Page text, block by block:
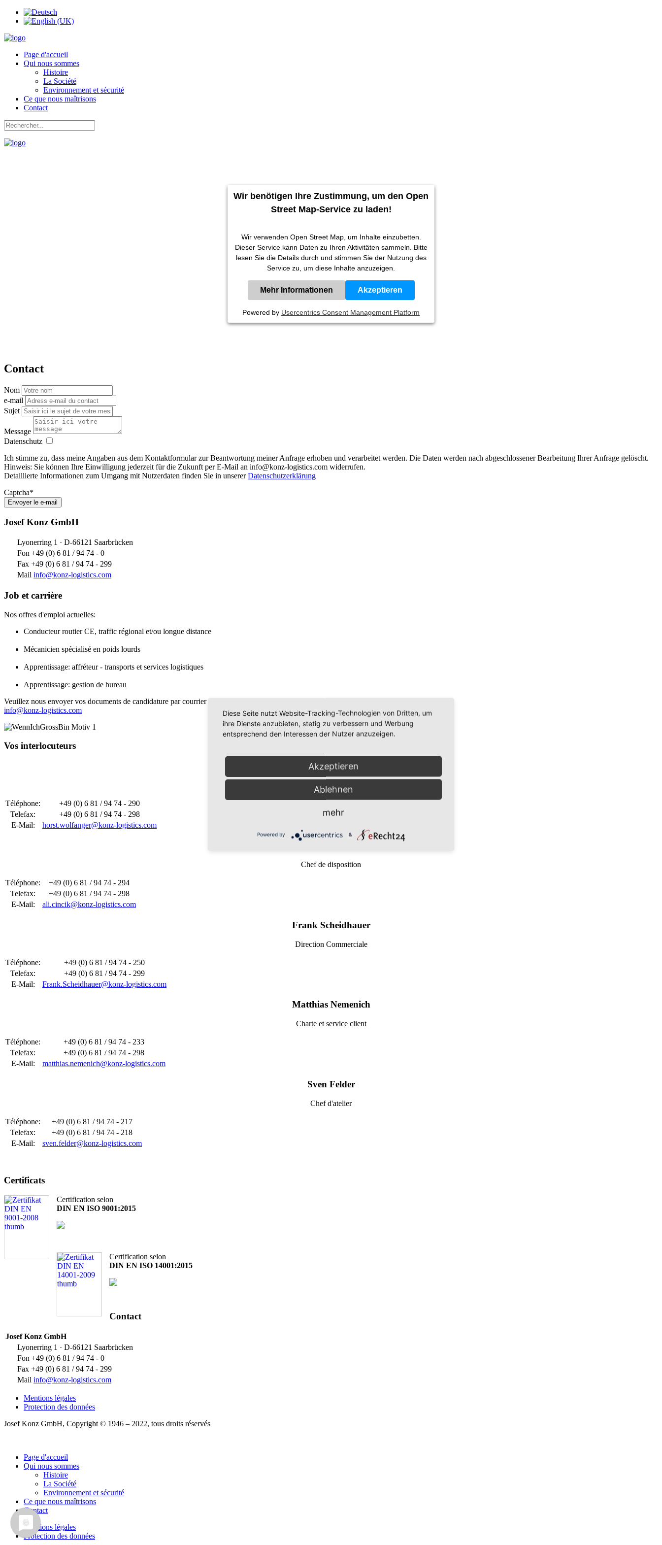
Page d'accueil
Qui nous sommes
Histoire
La Société
Environnement et sécurité
Ce que nous maîtrisons
Contact
Wir benötigen Ihre Zustimmung, um den Open
Street Map-Service zu laden!
Wir verwenden Open Street Map, um Inhalte einzubetten.
Dieser Service kann Daten zu Ihren Aktivitäten sammeln. Bitte
lesen Sie die Details durch und stimmen Sie der Nutzung des
Service zu, um diese Inhalte anzuzeigen.
Mehr Informationen Akzeptieren
Powered by Usercentrics Consent Management Platform
Contact
Nom
e-mail
Sujet
Message
Datenschutz
Ich stimme zu, dass meine Angaben aus dem Kontaktformular zur Beantwortung meiner Anfrage erhoben und verarbeitet werden. Die Daten werden nach abgeschlossener Bearbeitung Ihrer Anfrage gelöscht.
Hinweis: Sie können Ihre Einwilligung jederzeit für die Zukunft per E-Mail an info@konz-logistics.com widerrufen.
Detaillierte Informationen zum Umgang mit Nutzerdaten finden Sie in unsererDatenschutzerklärung
Captcha*
Envoyer le e-mail
Josef Konz GmbH
Lyonerring 1 · D-66121 Saarbrücken
Fon +49 (0) 6 81 / 94 74 - 0
Fax +49 (0) 6 81 / 94 74 - 299
Mail info@konz-logistics.com
Job et carrière
Nos offres d'emploi actuelles:
Conducteur routier CE, traffic régional et/ou longue distance
Mécanicien spécialisé en poids lourds
Apprentissage: affréteur - transports et services logistiques
Apprentissage: gestion de bureau
Veuillez nous envoyer vos documents de candidature par courrier postal, par formulaire de contact ou par E-Mail:
info@konz-logistics.com
Vos interlocuteurs
Horst Wolfanger
Responsable Opérations & Ventes
Téléphone:
+49 (0) 6 81 / 94 74 - 290
Telefax:
+49 (0) 6 81 / 94 74 - 298
E-Mail:
horst.wolfanger@konz-logistics.com
Chef de disposition
Téléphone:
+49 (0) 6 81 / 94 74 - 294
Telefax:
+49 (0) 6 81 / 94 74 - 298
E-Mail:
ali.cincik@konz-logistics.com
Frank Scheidhauer
Direction Commerciale
Téléphone:
+49 (0) 6 81 / 94 74 - 250
Telefax:
+49 (0) 6 81 / 94 74 - 299
E-Mail:
Frank.Scheidhauer@konz-logistics.com
Matthias Nemenich
Charte et service client
Téléphone:
+49 (0) 6 81 / 94 74 - 233
Telefax:
+49 (0) 6 81 / 94 74 - 298
E-Mail:
matthias.nemenich@konz-logistics.com
Sven Felder
Chef d'atelier
Téléphone:
+49 (0) 6 81 / 94 74 - 217
Telefax:
+49 (0) 6 81 / 94 74 - 218
E-Mail:
sven.felder@konz-logistics.com
Certificats
Certification selon
DIN EN ISO 9001:2015
Certification selon
DIN EN ISO 14001:2015
Contact
Josef Konz GmbH
Lyonerring 1 · D-66121 Saarbrücken
Fon +49 (0) 6 81 / 94 74 - 0
Fax +49 (0) 6 81 / 94 74 - 299
Mail info@konz-logistics.com
Mentions légales
Protection des données
Josef Konz GmbH, Copyright © 1946 – 2022, tous droits réservés
Page d'accueil
Qui nous sommes
Histoire
La Société
Environnement et sécurité
Ce que nous maîtrisons
Contact
Mentions légales
Protection des données
Diese Seite nutzt Website-Tracking-Technologien von Dritten, um
ihre Dienste anzubieten, stetig zu verbessern und Werbung
entsprechend den Interessen der Nutzer anzuzeigen.
Akzeptieren
Ablehnen
mehr
Powered by &